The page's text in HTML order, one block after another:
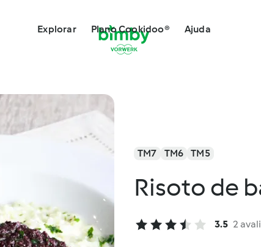
Explorar Plano Cookidoo® Ajuda
TM7 TM6 TM5
Risoto de
3.5 2